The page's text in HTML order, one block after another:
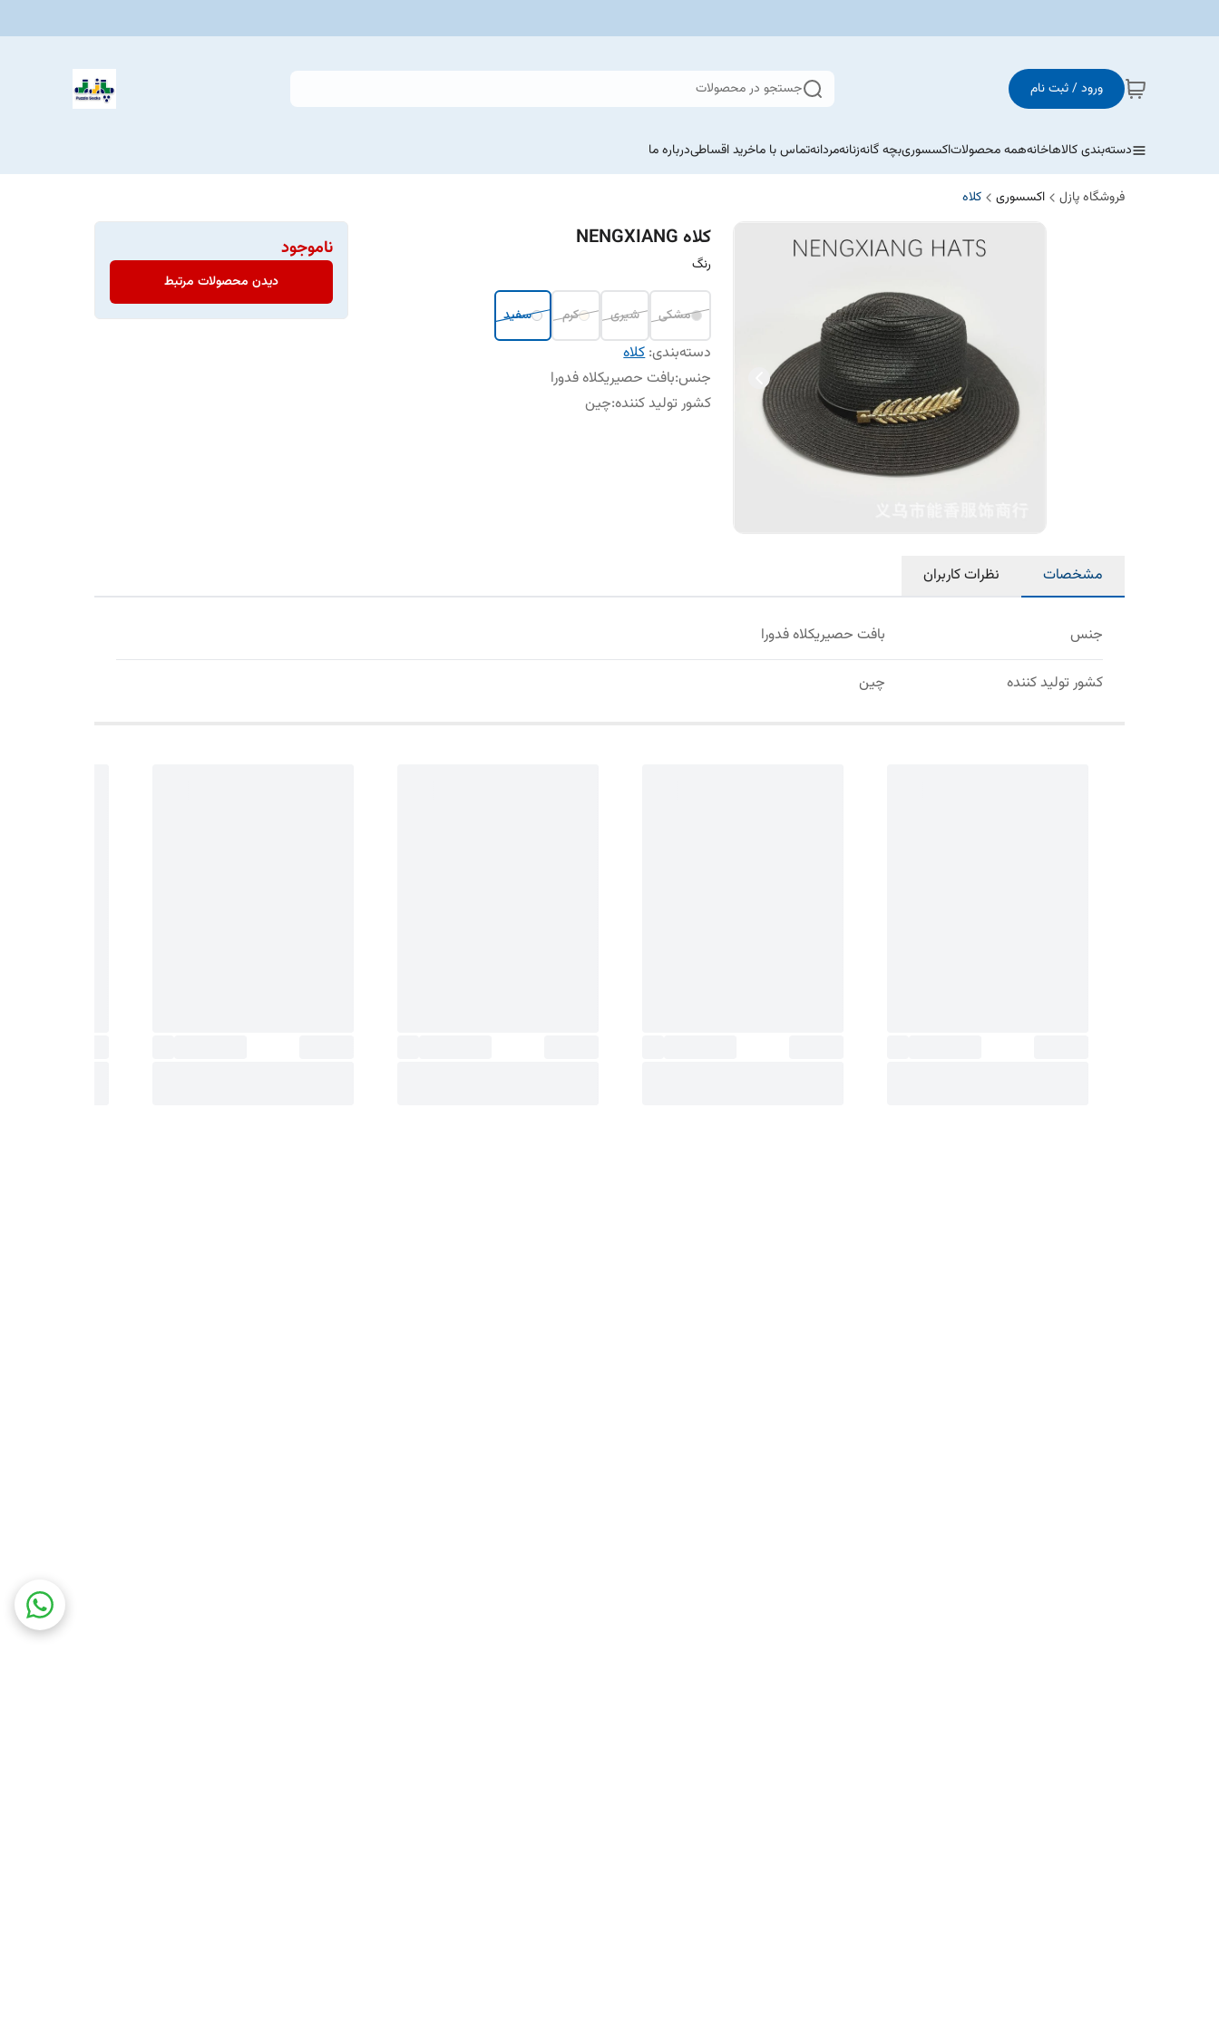
ورود / ثبت نام جستجو در محصولات
دسته‌بندی کالاهاخانههمه محصولاتاکسسوریبچه گانهزنانهمردانهتماس با ماخرید اقساطیدرباره ما
فروشگاه پازل اکسسوری کلاه
کلاه NENGXIANG
رنگ
مشکی شیری کرم سفید
دسته‌بندی:کلاه
جنس:بافت حصیریکلاه فدورا
کشور تولید کننده:چین
ناموجود
دیدن محصولات مرتبط
مشخصات نظرات کاربران
جنس بافت حصیریکلاه فدورا
کشور تولید کننده چین